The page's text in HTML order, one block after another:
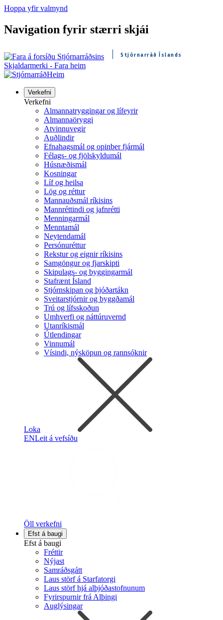
Hoppa yfir valmynd
Navigation fyrir stærri skjái
Stjórnarráð Íslands
Skjaldarmerki - Fara heim
Heim
Verkefni
Verkefni
Almannatryggingar og lífeyrir
Almannaöryggi
Atvinnuvegir
Auðlindir
Efnahagsmál og opinber fjármál
Félags- og fjölskyldumál
Húsnæðismál
Kosningar
Líf og heilsa
Lög og réttur
Mannauðsmál ríkisins
Mannréttindi og jafnrétti
Menningarmál
Menntamál
Neytendamál
Persónuréttur
Rekstur og eignir ríkisins
Samgöngur og fjarskipti
Skipulags- og byggingarmál
Stafrænt Ísland
Stjórnskipan og þjóðartákn
Sveitarstjórnir og byggðamál
Trú og lífsskoðun
Umhverfi og náttúruvernd
Utanríkismál
Útlendingar
Vinnumál
Vísindi, nýsköpun og rannsóknir
Loka
ENLeit á vefsíðu
Öll verkefni
Efst á baugi
Efst á baugi
Fréttir
Nýjast
Samráðsgátt
Laus störf á Starfatorgi
Laus störf hjá alþjóðastofnunum
Fyrirspurnir frá Alþingi
Auglýsingar